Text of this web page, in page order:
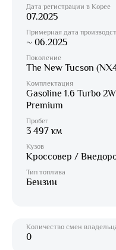
Дата регистрации в Корее
07.2025
Примерная дата
~ 06.2025
Поколение
The New Tucson
Комплектация
Gasoline 1.6 Turbo
Premium
Пробег
3 497 км
Кузов
Кроссовер /
Тип топлива
Бензин
Количество смен
0